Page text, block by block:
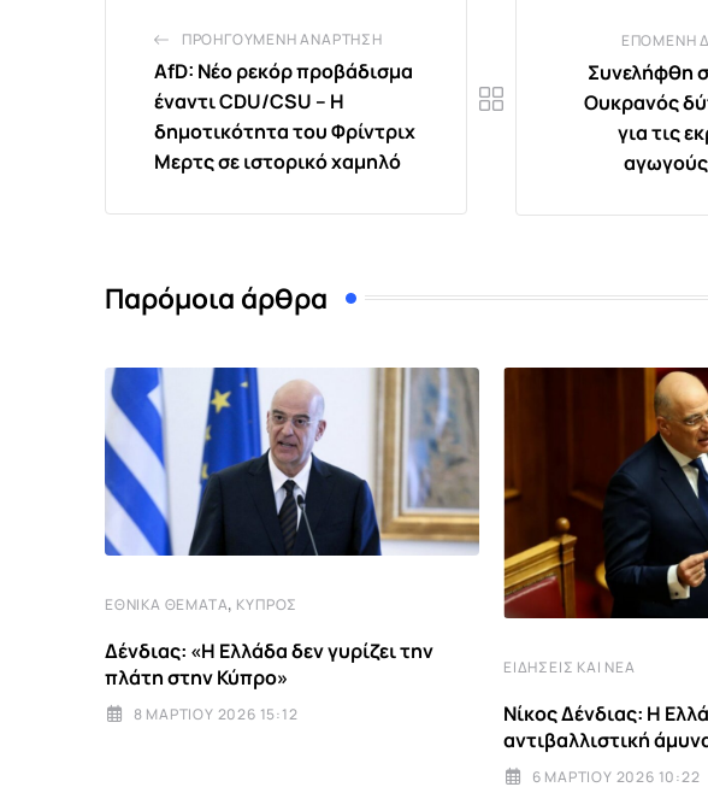
ΠΡΟΗΓΟΎΜΕΝΗ ΑΝΆΡΤΗΣΗ
AfD: Νέο ρεκόρ προβάδισμα
έναντι CDU/CSU – Η
δημοτικότητα του Φρίντριχ
Μερτς σε ιστορικό χαμηλό
ΕΠΌΜΕΝΗ
Συνελήφθη
Ουκρανός
για τις
Παρόμοια άρθρα
ΕΘΝΙΚΆ ΘΈΜΑΤΑ, ΚΎΠΡΟΣ
Δένδιας: «Η Ελλάδα δεν γυρίζει την
πλάτη στην Κύπρο»
8 ΜΑΡΤΊΟΥ 2026 15:12
ΕΙΔΉΣΕΙΣ ΚΑΙ ΝΈΑ
Νίκος Δένδιας: Η
αντιβαλλιστική
6 ΜΑΡΤΊΟΥ 2026 10:22